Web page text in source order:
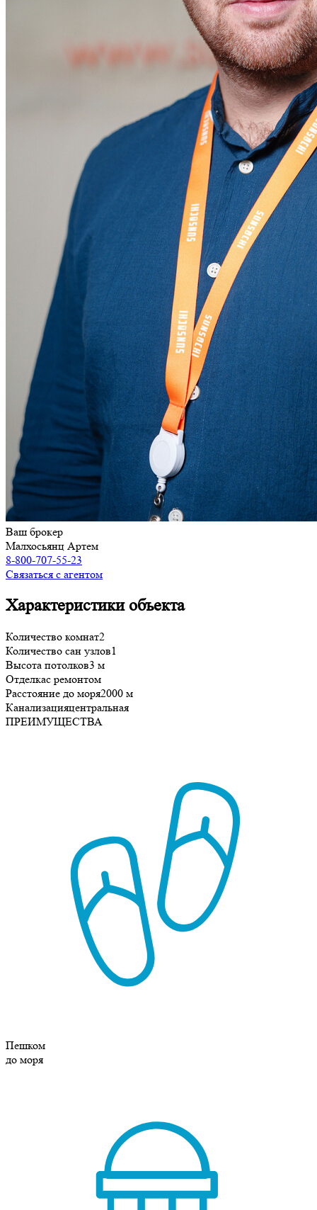
Ваш брокер
Малхосьянц Артем
8-800-707-55-23
Связаться с агентом
Характеристики объекта
Количество комнат2
Количество сан узлов1
Высота потолков3 м
Отделкас ремонтом
Расстояние до моря2000 м
Канализацияцентральная
ПРЕИМУЩЕСТВА
Пешком
до моря